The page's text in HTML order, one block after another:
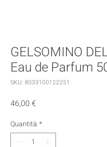
GELSOMINO
Eau de Parfum
SKU: 8033100122251
46,00 €
Quantità *